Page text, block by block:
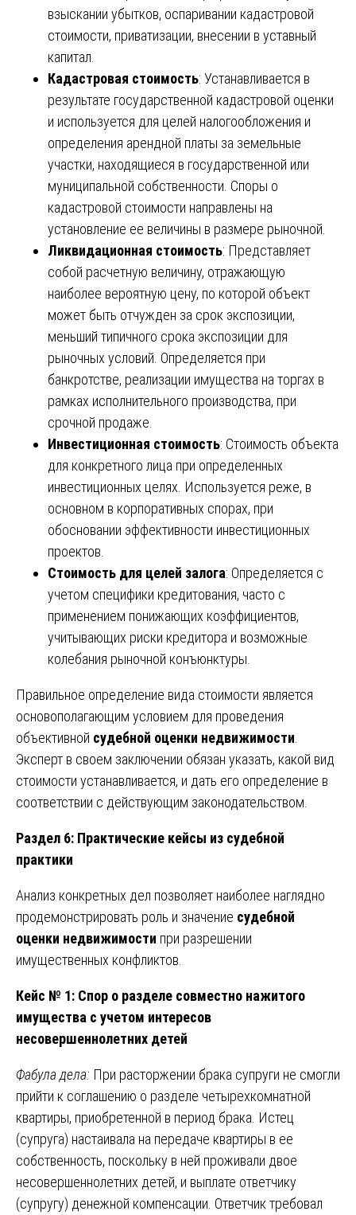
взыскании убытков, оспаривании кадастровой
стоимости, приватизации, внесении в уставный
капитал.
Кадастровая стоимость: Устанавливается в
результате государственной кадастровой оценки
и используется для целей налогообложения и
определения арендной платы за земельные
участки, находящиеся в государственной или
муниципальной собственности. Споры о
кадастровой стоимости направлены на
установление ее величины в размере рыночной.
Ликвидационная стоимость: Представляет
собой расчетную величину, отражающую
наиболее вероятную цену, по которой объект
может быть отчужден за срок экспозиции,
меньший типичного срока экспозиции для
рыночных условий. Определяется при
банкротстве, реализации имущества на торгах в
рамках исполнительного производства, при
срочной продаже.
Инвестиционная стоимость: Стоимость объекта
для конкретного лица при определенных
инвестиционных целях. Используется реже, в
основном в корпоративных спорах, при
обосновании эффективности инвестиционных
проектов.
Стоимость для целей залога: Определяется с
учетом специфики кредитования, часто с
применением понижающих коэффициентов,
учитывающих риски кредитора и возможные
колебания рыночной конъюнктуры.
Правильное определение вида стоимости является
основополагающим условием для проведения
объективной судебной оценки недвижимости
Эксперт в своем заключении обязан указать, какой вид
стоимости устанавливается, и дать его определение в
соответствии с действующим законодательством.
Раздел 6: Практические кейсы из судебной
практики
Анализ конкретных дел позволяет наиболее наглядно
продемонстрировать роль и значение судебной
оценки недвижимости при разрешении
имущественных конфликтов.
Кейс № 1: Спор о разделе совместно нажитого
имущества с учетом интересов
несовершеннолетних детей
Фабула дела: При расторжении брака супруги не смогли
прийти к соглашению о разделе четырехкомнатной
квартиры, приобретенной в период брака. Истец
(супруга) настаивала на передаче квартиры в ее
собственность, поскольку в ней проживали двое
несовершеннолетних детей, и выплате ответчику
(супругу) денежной компенсации. Ответчик требовал